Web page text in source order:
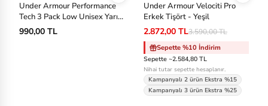
Under Armour Performance
Tech 3 Pack Low Unisex Yarım
Bilek Çorap - Siyah
990,00 TL
Under Armour Velociti Pro
Erkek Tişört - Yeşil
2.872,00 TL3.590,00 TL
Sepette %10 İndirim
Sepette ~2.584,80 TL
Nihai tutar sepette hesaplanır.
Kampanyalı 2 ürün Ekstra %15
Kampanyalı 3 ürün Ekstra %25